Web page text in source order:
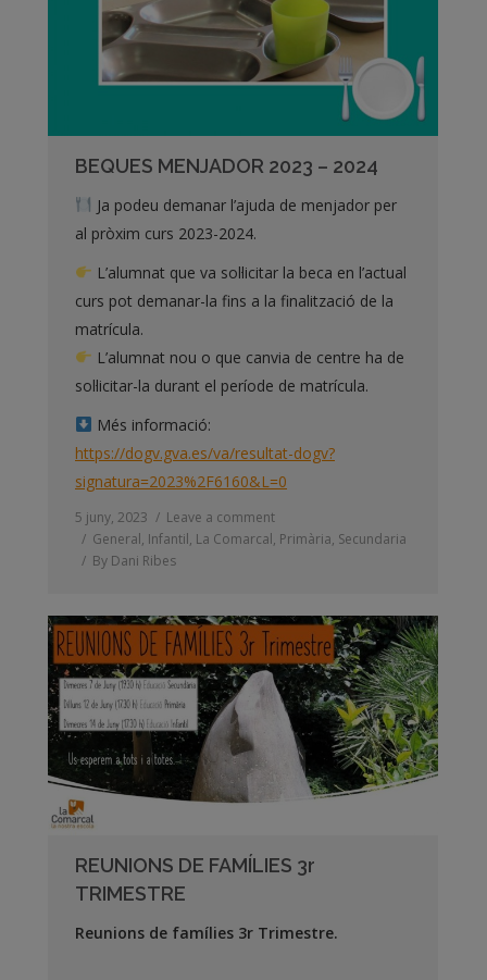
BEQUES MENJADOR 2023 – 2024
Ja podeu demanar l’ajuda de menjador per
al pròxim curs 2023-2024.
L’alumnat que va sol·licitar la beca en l’actual
curs pot demanar-la fins a la finalització de la
matrícula.
L’alumnat nou o que canvia de centre ha de
sol·licitar-la durant el període de matrícula.
Més informació:
https://dogv.gva.es/va/resultat-dogv?
signatura=2023%2F6160&L=0
5 juny, 2023
Leave a comment
General, Infantil, La Comarcal, Primària, Secundaria
By Dani Ribes
REUNIONS DE FAMÍLIES 3r
TRIMESTRE
Reunions de famílies 3r Trimestre.